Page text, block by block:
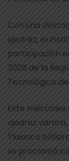
Con una
ajedrez, el
participación
2026 de la
Tecnológico
Este
ajedrez
Tlaxiaco
se proclamó